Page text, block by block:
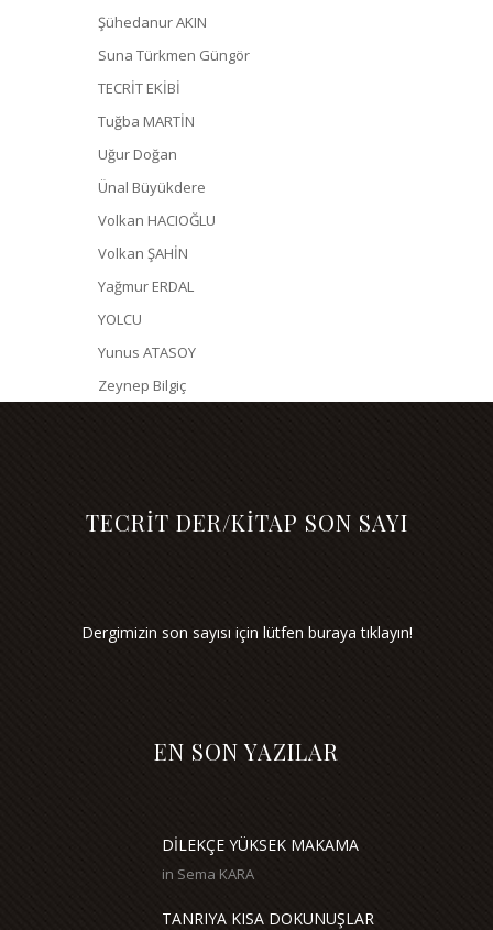
Şühedanur AKIN
Suna Türkmen Güngör
TECRİT EKİBİ
Tuğba MARTİN
Uğur Doğan
Ünal Büyükdere
Volkan HACIOĞLU
Volkan ŞAHİN
Yağmur ERDAL
YOLCU
Yunus ATASOY
Zeynep Bilgiç
TECRİT DER/KİTAP SON SAYI
Dergimizin son sayısı için lütfen buraya tıklayın!
EN SON YAZILAR
DİLEKÇE YÜKSEK MAKAMA
in Sema KARA
TANRIYA KISA DOKUNUŞLAR